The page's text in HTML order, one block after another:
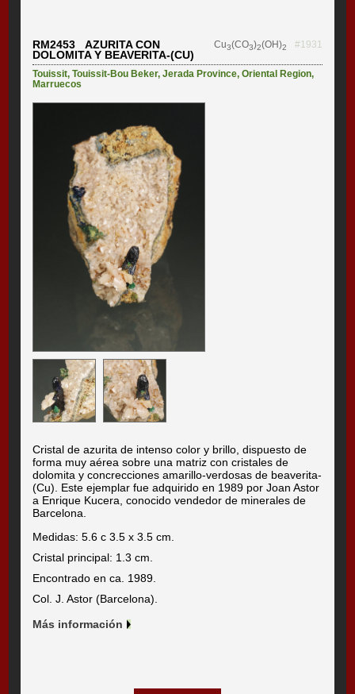
RM2453 AZURITA CON
DOLOMITA Y BEAVERITA-(CU)
Cu3(CO3)2(OH)2 #1931
Touissit,Touissit-Bou Beker,Jerada Province,Oriental Region,
Marruecos
Cristal de azurita de intenso color y brillo, dispuesto de
forma muy aérea sobre una matriz con cristales de
dolomita y concrecciones amarillo-verdosas de beaverita-
(Cu). Este ejemplar fue adquirido en 1989 por Joan Astor
a Enrique Kucera, conocido vendedor de minerales de
Barcelona.
Medidas: 5.6 c 3.5 x 3.5 cm.
Cristal principal: 1.3 cm.
Encontrado en ca. 1989.
Col. J. Astor (Barcelona).
Más información